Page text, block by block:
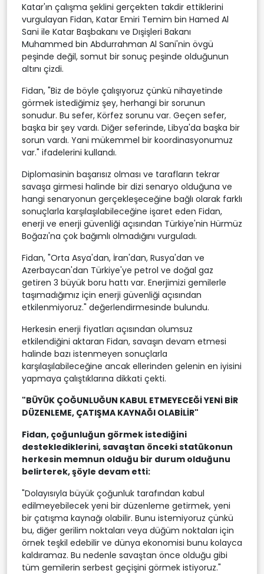
Katar'ın çalışma şeklini gerçekten takdir ettiklerini
vurgulayan Fidan, Katar Emiri Temim bin Hamed Al
Sani ile Katar Başbakanı ve Dışişleri Bakanı
Muhammed bin Abdurrahman Al Sani'nin övgü
peşinde değil, somut bir sonuç peşinde olduğunun
altını çizdi.
Fidan, "Biz de böyle çalışıyoruz çünkü nihayetinde
görmek istediğimiz şey, herhangi bir sorunun
sonudur. Bu sefer, Körfez sorunu var. Geçen sefer,
başka bir şey vardı. Diğer seferinde, Libya'da başka bir
sorun vardı. Yani mükemmel bir koordinasyonumuz
var." ifadelerini kullandı.
Diplomasinin başarısız olması ve tarafların tekrar
savaşa girmesi halinde bir dizi senaryo olduğuna ve
hangi senaryonun gerçekleşeceğine bağlı olarak farklı
sonuçlarla karşılaşılabileceğine işaret eden Fidan,
enerji ve enerji güvenliği açısından Türkiye'nin Hürmüz
Boğazı'na çok bağımlı olmadığını vurguladı.
Fidan, "Orta Asya'dan, İran'dan, Rusya'dan ve
Azerbaycan'dan Türkiye'ye petrol ve doğal gaz
getiren 3 büyük boru hattı var. Enerjimizi gemilerle
taşımadığımız için enerji güvenliği açısından
etkilenmiyoruz." değerlendirmesinde bulundu.
Herkesin enerji fiyatları açısından olumsuz
etkilendiğini aktaran Fidan, savaşın devam etmesi
halinde bazı istenmeyen sonuçlarla
karşılaşılabileceğine ancak ellerinden gelenin en iyisini
yapmaya çalıştıklarına dikkati çekti.
"BÜYÜK ÇOĞUNLUĞUN KABUL ETMEYECEĞİ YENİ BİR
DÜZENLEME, ÇATIŞMA KAYNAĞI OLABİLİR"
Fidan, çoğunluğun görmek istediğini
desteklediklerini, savaştan önceki statükonun
herkesin memnun olduğu bir durum olduğunu
belirterek, şöyle devam etti:
"Dolayısıyla büyük çoğunluk tarafından kabul
edilmeyebilecek yeni bir düzenleme getirmek, yeni
bir çatışma kaynağı olabilir. Bunu istemiyoruz çünkü
bu, diğer gerilim noktaları veya düğüm noktaları için
örnek teşkil edebilir ve dünya ekonomisi bunu kolayca
kaldıramaz. Bu nedenle savaştan önce olduğu gibi
tüm gemilerin serbest geçişini görmek istiyoruz."